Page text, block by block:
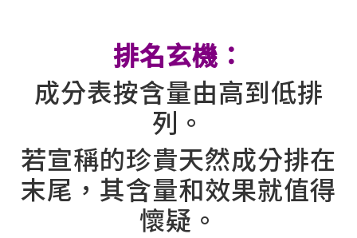
排名玄機：
成分表按含量由高到低排
列。
若宣稱的珍貴天然成分排在
末尾，其含量和效果就值得
懷疑。